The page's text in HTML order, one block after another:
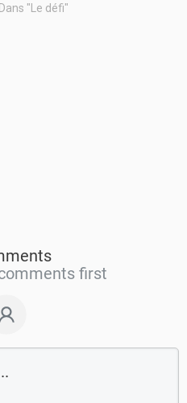
Dans "Le défi"
first